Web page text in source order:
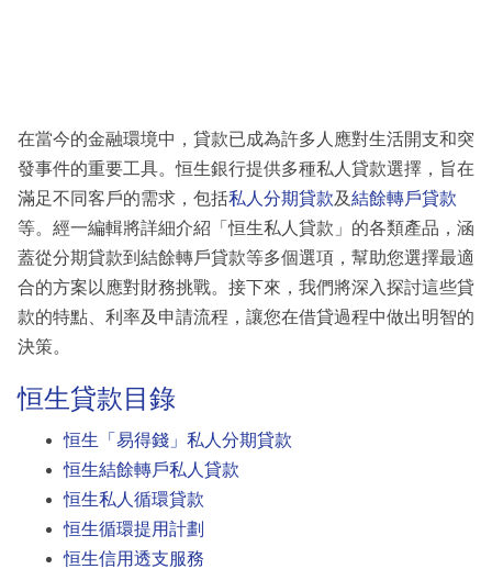
專
在當今的金融環境中，貸款已成為許多人應對生活開支和突
發事件的重要工具。恒生銀行提供多種私人貸款選擇，旨在
滿足不同客戶的需求，包括私人分期貸款及結餘轉戶貸款
等。經一編輯將詳細介紹「恒生私人貸款」的各類產品，涵
蓋從分期貸款到結餘轉戶貸款等多個選項，幫助您選擇最適
合的方案以應對財務挑戰。接下來，我們將深入探討這些貸
款的特點、利率及申請流程，讓您在借貸過程中做出明智的
決策。
恒生貸款目錄
恒生「易得錢」私人分期貸款
恒生結餘轉戶私人貸款
恒生私人循環貸款
恒生循環提用計劃
恒生信用透支服務